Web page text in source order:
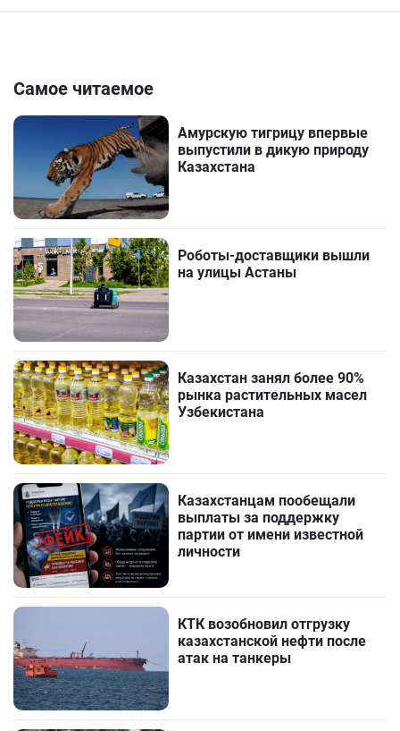
Самое читаемое
Амурскую тигрицу впервые
выпустили в дикую природу
Казахстана
Роботы-доставщики вышли
на улицы Астаны
Казахстан занял более 90%
рынка растительных масел
Узбекистана
Казахстанцам пообещали
выплаты за поддержку
партии от имени известной
личности
КТК возобновил отгрузку
казахстанской нефти после
атак на танкеры